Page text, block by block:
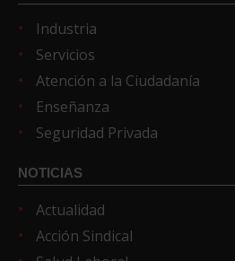
Industria
Servicios
Atención a la Ciudadanía
Enseñanza
Seguridad Privada
NOTICIAS
Actualidad
Acción Sindical